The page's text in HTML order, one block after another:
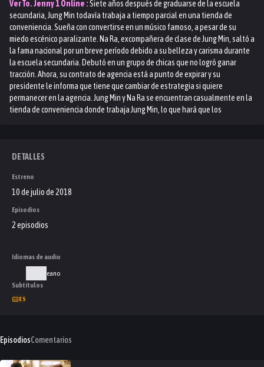
VerTo. Jenny 1Online :Siete años después de graduarse de la escuela
secundaria, Jung Min todavía trabaja a tiempo parcial en una tienda de
conveniencia. Sueña con convertirse en un músico famoso, a pesar de su
miedo escénico paralizante. Na Ra, excompañera de clase de Jung Min, saltó a
la fama nacional por un breve período debido a su belleza y carisma durante
la escuela secundaria. Debutó en un grupo de chicas que no logró ganar
tracción. Ahora, su contrato de agencia está a punto de expirar y su
presidente le informa que tiene que cambiar de estrategia si quiere
permanecer en la agencia. Jung Min y Na Ra se encuentran casualmente en la
tienda de conveniencia donde trabaja Jung Min, lo que hará que los
DETALLES
Estreno
10 de julio de 2018
Episodios
2 episodios
Idiomas de audio
Coreano
Subtítulos
ES
EpisodiosComentarios